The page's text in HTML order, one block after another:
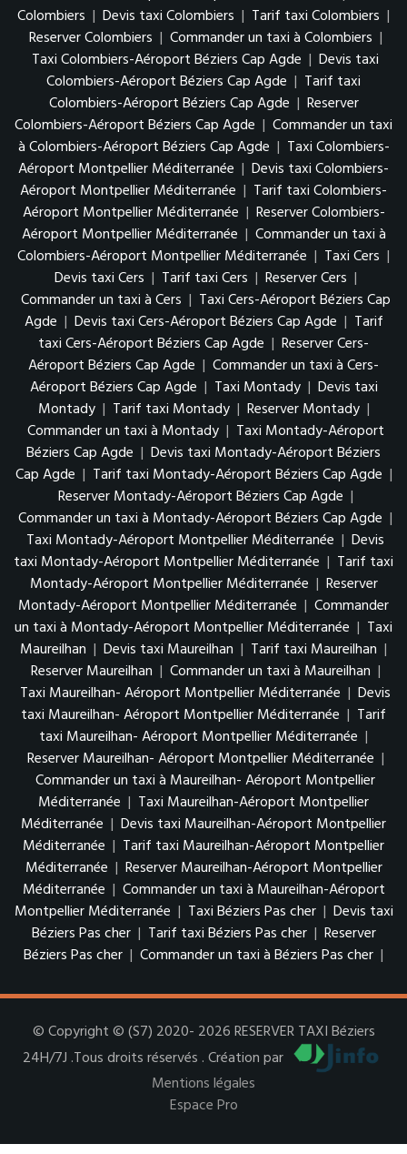
Colombiers | Devis taxi Colombiers | Tarif taxi Colombiers |
Reserver Colombiers | Commander un taxi à Colombiers |
Taxi Colombiers-Aéroport Béziers Cap Agde | Devis taxi
Colombiers-Aéroport Béziers Cap Agde | Tarif taxi
Colombiers-Aéroport Béziers Cap Agde | Reserver
Colombiers-Aéroport Béziers Cap Agde | Commander un taxi
à Colombiers-Aéroport Béziers Cap Agde | Taxi Colombiers-
Aéroport Montpellier Méditerranée | Devis taxi Colombiers-
Aéroport Montpellier Méditerranée | Tarif taxi Colombiers-
Aéroport Montpellier Méditerranée | Reserver Colombiers-
Aéroport Montpellier Méditerranée | Commander un taxi à
Colombiers-Aéroport Montpellier Méditerranée | Taxi Cers |
Devis taxi Cers | Tarif taxi Cers | Reserver Cers |
Commander un taxi à Cers | Taxi Cers-Aéroport Béziers Cap
Agde | Devis taxi Cers-Aéroport Béziers Cap Agde | Tarif
taxi Cers-Aéroport Béziers Cap Agde | Reserver Cers-
Aéroport Béziers Cap Agde | Commander un taxi à Cers-
Aéroport Béziers Cap Agde | Taxi Montady | Devis taxi
Montady | Tarif taxi Montady | Reserver Montady |
Commander un taxi à Montady | Taxi Montady-Aéroport
Béziers Cap Agde | Devis taxi Montady-Aéroport Béziers
Cap Agde | Tarif taxi Montady-Aéroport Béziers Cap Agde |
Reserver Montady-Aéroport Béziers Cap Agde |
Commander un taxi à Montady-Aéroport Béziers Cap Agde |
Taxi Montady-Aéroport Montpellier Méditerranée | Devis
taxi Montady-Aéroport Montpellier Méditerranée | Tarif taxi
Montady-Aéroport Montpellier Méditerranée | Reserver
Montady-Aéroport Montpellier Méditerranée | Commander
un taxi à Montady-Aéroport Montpellier Méditerranée | Taxi
Maureilhan | Devis taxi Maureilhan | Tarif taxi Maureilhan |
Reserver Maureilhan | Commander un taxi à Maureilhan |
Taxi Maureilhan- Aéroport Montpellier Méditerranée | Devis
taxi Maureilhan- Aéroport Montpellier Méditerranée | Tarif
taxi Maureilhan- Aéroport Montpellier Méditerranée |
Reserver Maureilhan- Aéroport Montpellier Méditerranée |
Commander un taxi à Maureilhan- Aéroport Montpellier
Méditerranée | Taxi Maureilhan-Aéroport Montpellier
Méditerranée | Devis taxi Maureilhan-Aéroport Montpellier
Méditerranée | Tarif taxi Maureilhan-Aéroport Montpellier
Méditerranée | Reserver Maureilhan-Aéroport Montpellier
Méditerranée | Commander un taxi à Maureilhan-Aéroport
Montpellier Méditerranée | Taxi Béziers Pas cher | Devis taxi
Béziers Pas cher | Tarif taxi Béziers Pas cher | Reserver
Béziers Pas cher | Commander un taxi à Béziers Pas cher |
© Copyright © (S7) 2020- 2026 RESERVER TAXI Béziers
24H/7J .Tous droits réservés . Création par
Mentions légales
Espace Pro